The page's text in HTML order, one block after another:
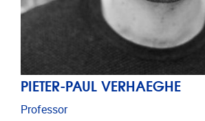
PIETER-PAUL VERHAEGHE
Professor